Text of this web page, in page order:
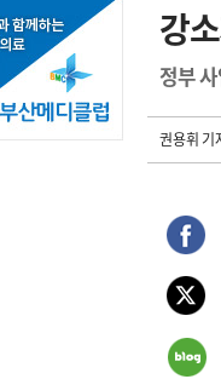
강
정부
권용휘 기